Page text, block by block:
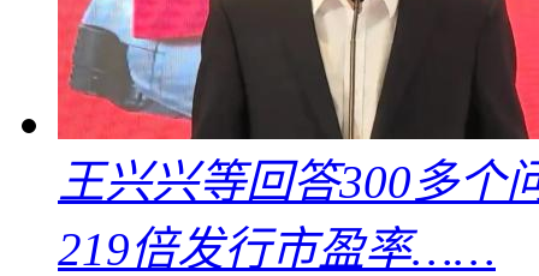
王兴兴等回答300多个
219倍发行市盈率……